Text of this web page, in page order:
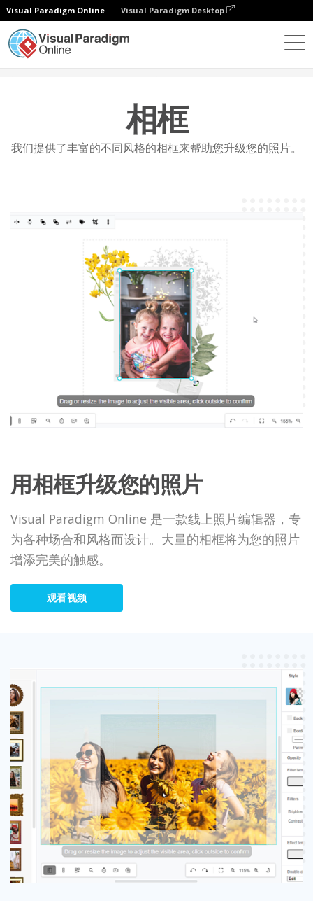
Visual Paradigm Online Visual Paradigm Desktop
相框
我们提供了丰富的不同风格的相框来帮助您升级您的照片。
用相框升级您的照片
Visual Paradigm Online 是一款线上照片编辑器，专
为各种场合和风格而设计。大量的相框将为您的照片
增添完美的触感。
观看视频